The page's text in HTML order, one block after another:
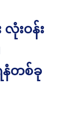
းဝန်း
တစ်ခု